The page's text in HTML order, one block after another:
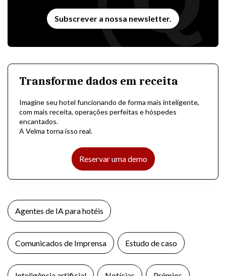
Subscrever a nossa newsletter.
Transforme dados em receita
Imagine seu hotel funcionando de forma mais inteligente,
com mais receita, operações perfeitas e hóspedes
encantados.
A Velma torna isso real.
Reservar uma demo
Agentes de IA para hotéis
Comunicados de Imprensa Estudo de caso